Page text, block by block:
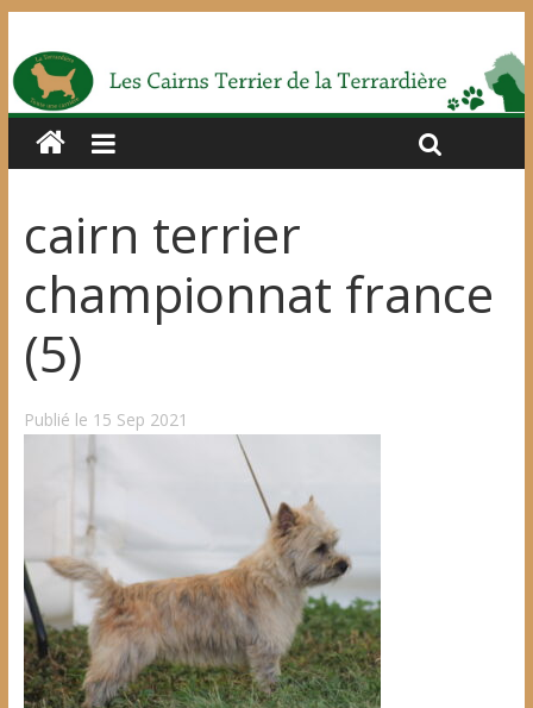
cairn terrier
championnat france
(5)
Publié le 15 Sep 2021